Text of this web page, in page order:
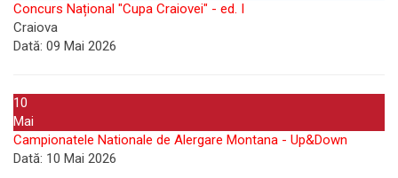
Concurs Național "Cupa Craiovei" - ed. I
Craiova
Dată: 09 Mai 2026
10
Mai
Campionatele Nationale de Alergare Montana - Up&Down
Dată: 10 Mai 2026